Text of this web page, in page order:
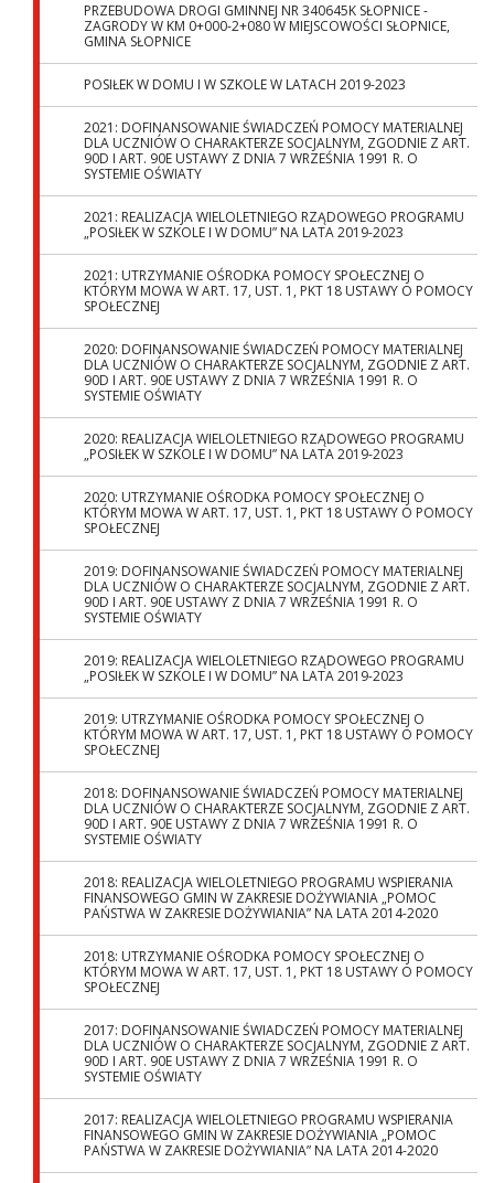
PRZEBUDOWA DROGI GMINNEJ NR 340645K SŁOPNICE -
ZAGRODY W KM 0+000-2+080 W MIEJSCOWOŚCI SŁOPNICE,
GMINA SŁOPNICE
POSIŁEK W DOMU I W SZKOLE W LATACH 2019-2023
2021: DOFINANSOWANIE ŚWIADCZEŃ POMOCY MATERIALNEJ
DLA UCZNIÓW O CHARAKTERZE SOCJALNYM, ZGODNIE Z ART.
90D I ART. 90E USTAWY Z DNIA 7 WRZEŚNIA 1991 R. O
SYSTEMIE OŚWIATY
2021: REALIZACJA WIELOLETNIEGO RZĄDOWEGO PROGRAMU
„POSIŁEK W SZKOLE I W DOMU” NA LATA 2019-2023
2021: UTRZYMANIE OŚRODKA POMOCY SPOŁECZNEJ O
KTÓRYM MOWA W ART. 17, UST. 1, PKT 18 USTAWY O POMOCY
SPOŁECZNEJ
2020: DOFINANSOWANIE ŚWIADCZEŃ POMOCY MATERIALNEJ
DLA UCZNIÓW O CHARAKTERZE SOCJALNYM, ZGODNIE Z ART.
90D I ART. 90E USTAWY Z DNIA 7 WRZEŚNIA 1991 R. O
SYSTEMIE OŚWIATY
2020: REALIZACJA WIELOLETNIEGO RZĄDOWEGO PROGRAMU
„POSIŁEK W SZKOLE I W DOMU” NA LATA 2019-2023
2020: UTRZYMANIE OŚRODKA POMOCY SPOŁECZNEJ O
KTÓRYM MOWA W ART. 17, UST. 1, PKT 18 USTAWY O POMOCY
SPOŁECZNEJ
2019: DOFINANSOWANIE ŚWIADCZEŃ POMOCY MATERIALNEJ
DLA UCZNIÓW O CHARAKTERZE SOCJALNYM, ZGODNIE Z ART.
90D I ART. 90E USTAWY Z DNIA 7 WRZEŚNIA 1991 R. O
SYSTEMIE OŚWIATY
2019: REALIZACJA WIELOLETNIEGO RZĄDOWEGO PROGRAMU
„POSIŁEK W SZKOLE I W DOMU” NA LATA 2019-2023
2019: UTRZYMANIE OŚRODKA POMOCY SPOŁECZNEJ O
KTÓRYM MOWA W ART. 17, UST. 1, PKT 18 USTAWY O POMOCY
SPOŁECZNEJ
2018: DOFINANSOWANIE ŚWIADCZEŃ POMOCY MATERIALNEJ
DLA UCZNIÓW O CHARAKTERZE SOCJALNYM, ZGODNIE Z ART.
90D I ART. 90E USTAWY Z DNIA 7 WRZEŚNIA 1991 R. O
SYSTEMIE OŚWIATY
2018: REALIZACJA WIELOLETNIEGO PROGRAMU WSPIERANIA
FINANSOWEGO GMIN W ZAKRESIE DOŻYWIANIA „POMOC
PAŃSTWA W ZAKRESIE DOŻYWIANIA” NA LATA 2014-2020
2018: UTRZYMANIE OŚRODKA POMOCY SPOŁECZNEJ O
KTÓRYM MOWA W ART. 17, UST. 1, PKT 18 USTAWY O POMOCY
SPOŁECZNEJ
2017: DOFINANSOWANIE ŚWIADCZEŃ POMOCY MATERIALNEJ
DLA UCZNIÓW O CHARAKTERZE SOCJALNYM, ZGODNIE Z ART.
90D I ART. 90E USTAWY Z DNIA 7 WRZEŚNIA 1991 R. O
SYSTEMIE OŚWIATY
2017: REALIZACJA WIELOLETNIEGO PROGRAMU WSPIERANIA
FINANSOWEGO GMIN W ZAKRESIE DOŻYWIANIA „POMOC
PAŃSTWA W ZAKRESIE DOŻYWIANIA” NA LATA 2014-2020